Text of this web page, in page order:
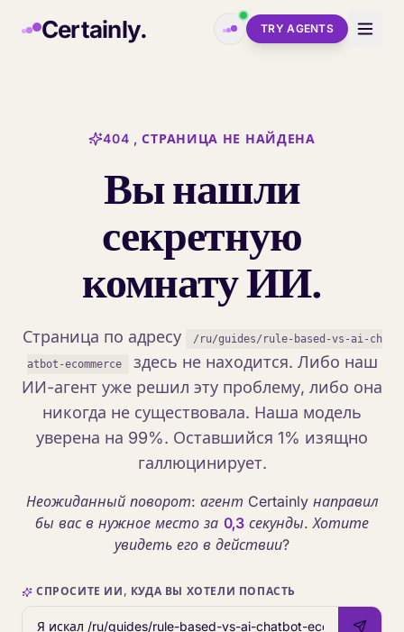
Certainly. TRY AGENTS
404 , СТРАНИЦА НЕ НАЙДЕНА
Вы нашли
секретную
комнату ИИ.
Страница по адресу
/ru/guides/rule-based-vs-ai-ch
atbot-ecommerce
здесь не находится. Либо наш
ИИ-агент уже решил эту проблему, либо она
никогда не существовала. Наша модель
уверена на 99%. Оставшийся 1% изящно
галлюцинирует.
Неожиданный поворот: агент Certainly направил
бы вас в нужное место за 0,3 секунды. Хотите
увидеть его в действии?
СПРОСИТЕ ИИ, КУДА ВЫ ХОТЕЛИ ПОПАСТЬ